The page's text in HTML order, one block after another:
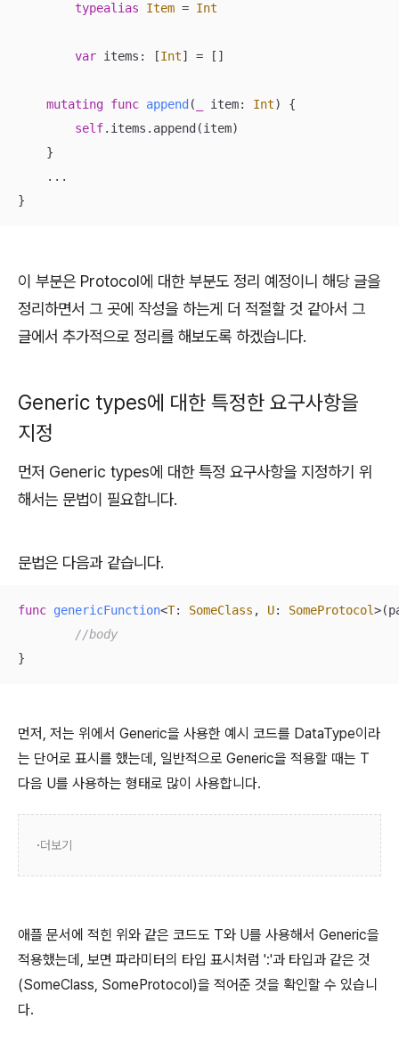
typealias
Item = Int
var items: [Int] = []
mutating func append ( item: Int)
{
self.items.append(item)
    }
...
}
이 부분은 Protocol에 대한 부분도 정리 예정이니 해당 글을
정리하면서 그 곳에 작성을 하는게 더 적절할 것 같아서 그
글에서 추가적으로 정리를 해보도록 하겠습니다.
Generic types에 대한 특정한 요구사항을
지정
먼저 Generic types에 대한 특정 요구사항을 지정하기 위
해서는 문법이 필요합니다.
문법은 다음과 같습니다.
func genericFunction<T: SomeClass , U: SomeProtocol>(
//body
}
먼저, 저는 위에서 Generic을 사용한 예시 코드를 DataType이라
는 단어로 표시를 했는데, 일반적으로 Generic을 적용할 때는 T
다음 U를 사용하는 형태로 많이 사용합니다.
더보기
애플 문서에 적힌 위와 같은 코드도 T와 U를 사용해서 Generic을
적용했는데, 보면 파라미터의 타입 표시처럼 ':'과 타입과 같은 것
(SomeClass, SomeProtocol)을 적어준 것을 확인할 수 있습니
다.